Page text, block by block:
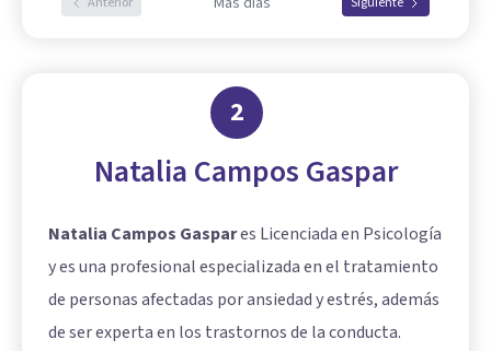
2
Natalia Campos Gaspar
Natalia Campos Gaspares Licenciada en Psicología
y es una profesional especializada en el tratamiento
de personas afectadas por ansiedad y estrés, además
de ser experta en los trastornos de la conducta.